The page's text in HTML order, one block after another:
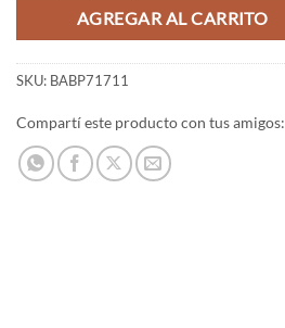
AGREGAR AL CARRITO
SKU: BABP71711
Compartí este producto con tus amigos: